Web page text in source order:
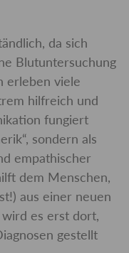
da sich
Blutuntersuchung
erleben viele
hilfreich und
fungiert
sondern als
empathischer
dem Menschen,
aus einer neuen
es erst dort,
gestellt